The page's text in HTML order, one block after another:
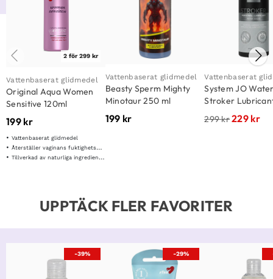
2 för 299 kr
Vattenbaserat glidmedel
Original Aqua Women
Sensitive 120ml
199 kr
Vattenbaserat glidmedel
Återställer vaginans fuktighetsbalans
Tillverkad av naturliga ingredienser
Vattenbaserat glidmedel
Beasty Sperm Mighty
Minotaur 250 ml
199 kr
Vattenbaserat
System JO
Stroker
299kr229 kr
UPPTÄCK FLER FAVORITER
-39% -29%